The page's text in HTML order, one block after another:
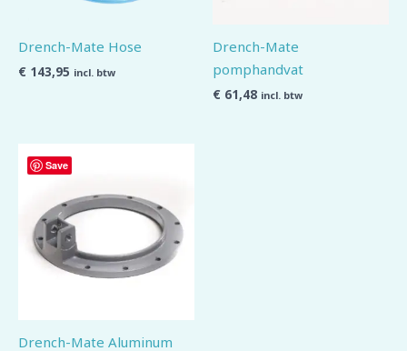
Drench-Mate Hose
€ 143,95 incl. btw
Drench-Mate
pomphandvat
€ 61,48 incl. btw
Save
Drench-Mate Aluminum